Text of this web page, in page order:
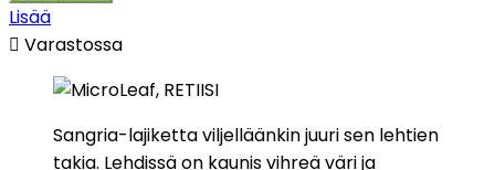
Lisää
 Varastossa
Sangria-lajiketta viljelläänkin juuri sen lehtien
takia. Lehdissä on kaunis vihreä väri ja